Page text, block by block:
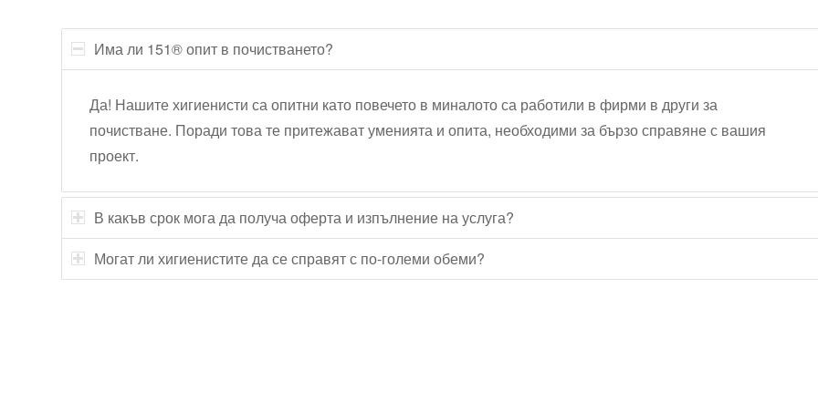
Има ли 151® опит в почистването?
Да! Нашите хигиенисти са опитни като повечето в миналото са работили в фирми в други за
почистване. Поради това те притежават уменията и опита, необходими за бързо справяне с вашия
проект.
В какъв срок мога да получа оферта и изпълнение на услуга?
Могат ли хигиенистите да се справят с по-големи обеми?